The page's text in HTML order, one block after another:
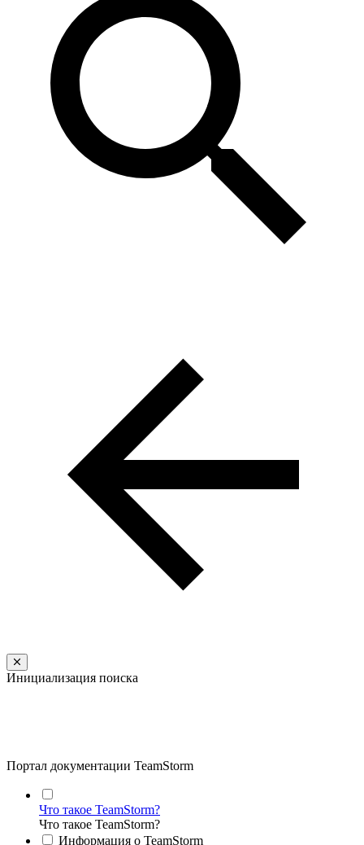
Инициализация поиска
Портал документации TeamStorm
Что такое TeamStorm?
Что такое TeamStorm?
Информация о TeamStorm